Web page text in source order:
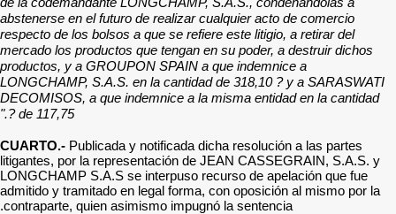
abstenerse en el futuro de
respecto de los bolsos a
mercado los productos
productos, y a
LONGCHAMP, S.A.S. en
DECOMISOS, a que
CUARTO.- Publicada y
litigantes, por la
LONGCHAMP S.A.S se
admitido y tramitado en
contraparte, quien